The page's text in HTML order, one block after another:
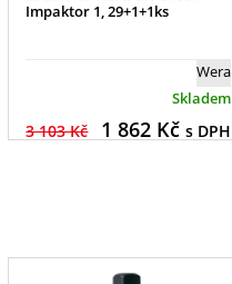
Impaktor 1, 29+1+1ks
Wera
Skladem
3 103 Kč 1 862Kč s DPH